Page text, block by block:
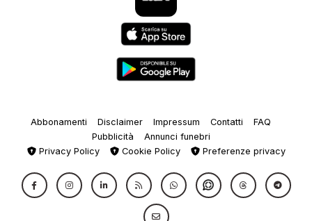
Abbonamenti Disclaimer Impressum Contatti
FAQ
Pubblicità
Annunci funebri
Privacy Policy
Cookie Policy Preferenze privacy